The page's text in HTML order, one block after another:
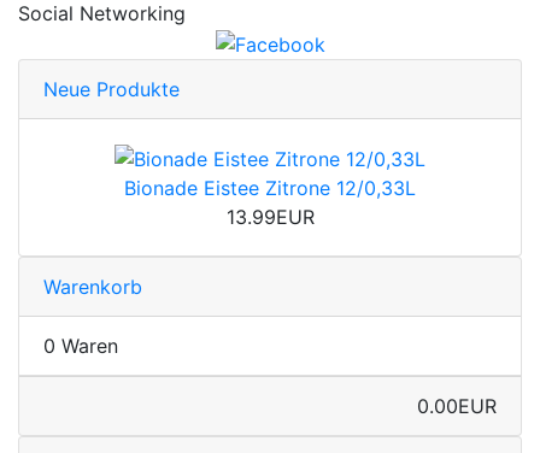
Social Networking
Neue Produkte
Bionade Eistee Zitrone 12/0,33L
13.99EUR
Warenkorb
0 Waren
0.00EUR